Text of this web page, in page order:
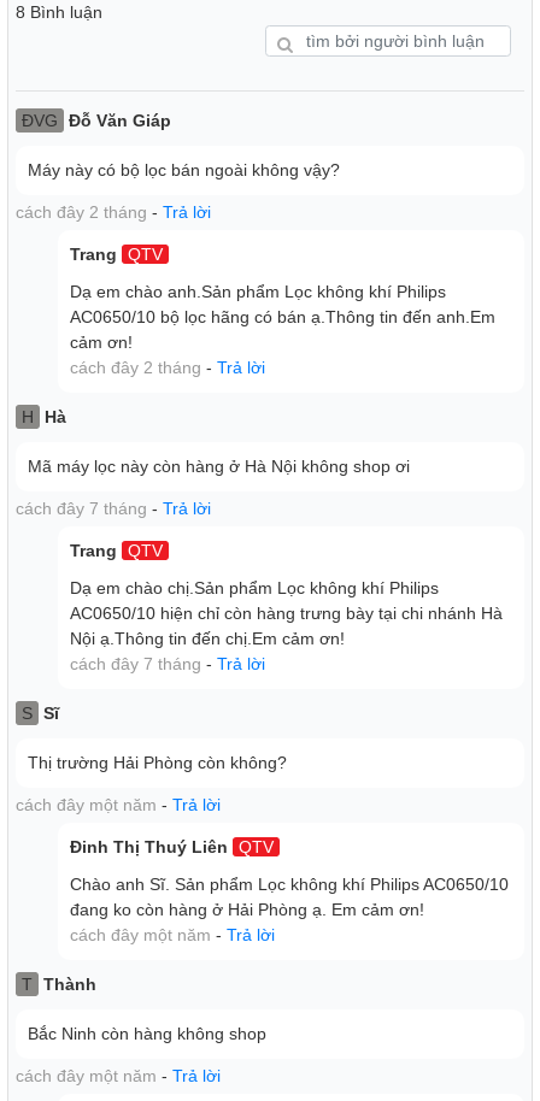
và sử dụng máy
8 Bình luận
ĐVG Đỗ Văn Giáp
Máy này có bộ lọc bán ngoài không vậy?
cách đây 2 tháng - Trả lời
Trang
QTV
Dạ em chào anh.Sản phẩm Lọc không khí Philips
AC0650/10 bộ lọc hãng có bán ạ.Thông tin đến anh.Em
cảm ơn!
cách đây 2 tháng - Trả lời
H Hà
Mã máy lọc này còn hàng ở Hà Nội không shop ơi
cách đây 7 tháng - Trả lời
Trang
QTV
Dạ em chào chị.Sản phẩm Lọc không khí Philips
AC0650/10 hiện chỉ còn hàng trưng bày tại chi nhánh Hà
Nội ạ.Thông tin đến chị.Em cảm ơn!
cách đây 7 tháng - Trả lời
S Sĩ
Thị trường Hải Phòng còn không?
cách đây một năm - Trả lời
Đinh Thị Thuý Liên
QTV
Chào anh Sĩ. Sản phẩm Lọc không khí Philips AC0650/10
đang ko còn hàng ở Hải Phòng ạ. Em cảm ơn!
cách đây một năm - Trả lời
T Thành
Bắc Ninh còn hàng không shop
cách đây một năm - Trả lời